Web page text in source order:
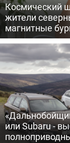
Космический
жители
магнитные
или Subaru -